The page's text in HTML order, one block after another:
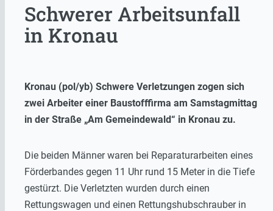
Schwerer Arbeitsunfall
in Kronau
Kronau (pol/yb) Schwere Verletzungen zogen sich
zwei Arbeiter einer Baustofffirma am Samstagmittag
in der Straße „Am Gemeindewald“ in Kronau zu.
Die beiden Männer waren bei Reparaturarbeiten eines
Förderbandes gegen 11 Uhr rund 15 Meter in die Tiefe
gestürzt. Die Verletzten wurden durch einen
Rettungswagen und einen Rettungshubschrauber in